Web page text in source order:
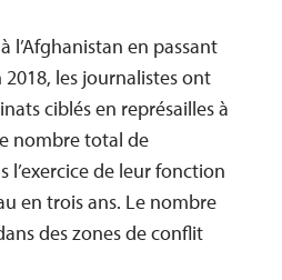
l’Afghanistan en passant
2018, les journalistes ont
ciblés en représailles à
nombre total de
l’exercice de leur fonction
en trois ans. Le nombre
des zones de conflit